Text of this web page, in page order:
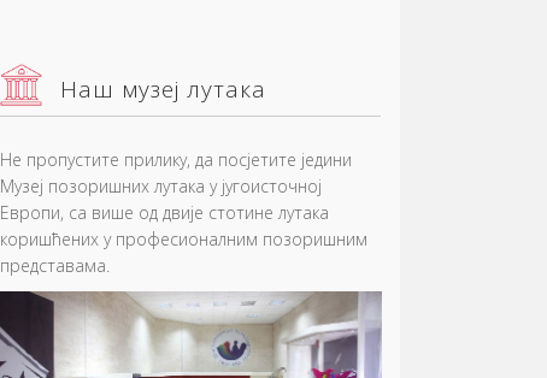
Наш музеј лутака
Не пропустите прилику, да посјетите једини
Музеј позоришних лутака у југоисточној
Европи, са више од двије стотине лутака
коришћених у професионалним позоришним
представама.